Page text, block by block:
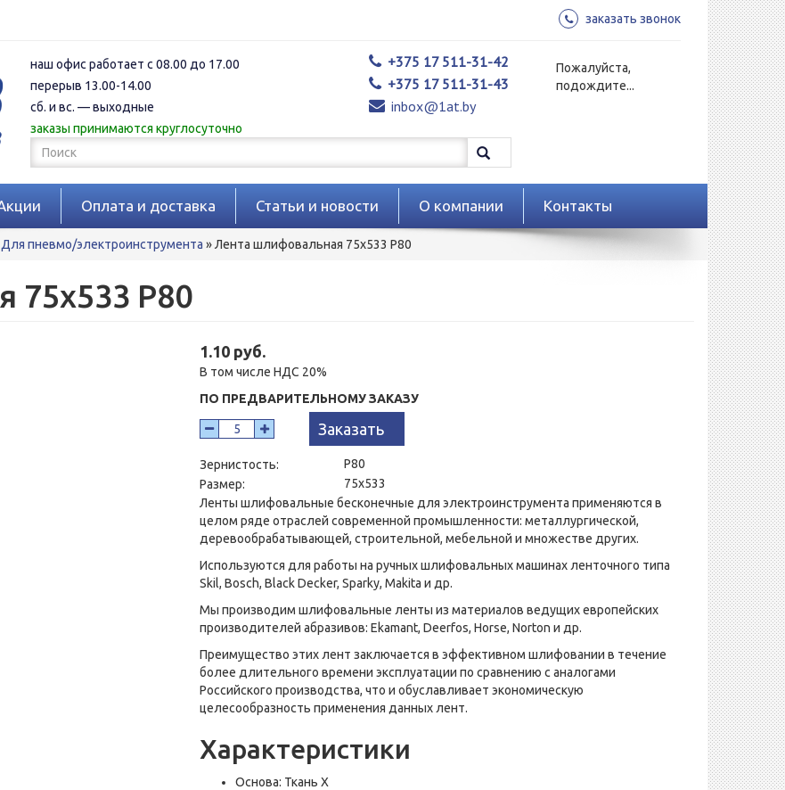
заказать звонок
наш офис работает с 08.00 до 17.00
перерыв 13.00-14.00
сб. и вс. — выходные
заказы принимаются круглосуточно
+375 17 511-31-42
+375 17 511-31-43
inbox@1at.by
Пожалуйста,
подождите...
Форма
поиска
Поиск
Оплата и доставка Статьи и новости О компании Контакты
Для пневмо/электроинструмента »Лента шлифовальная 75x533 P80
75x533 P80
1.10 руб.
В том числе НДС 20%
ПО ПРЕДВАРИТЕЛЬНОМУ ЗАКАЗУ
Заказать
Зернистость:
P80
Размер:
75x533
Ленты шлифовальные бесконечные для электроинструмента применяются в
целом ряде отраслей современной промышленности: металлургической,
деревообрабатывающей, строительной, мебельной и множестве других.
Используются для работы на ручных шлифовальных машинах ленточного типа
Skil, Bosch, Black Decker, Sparky, Makita и др.
Мы производим шлифовальные ленты из материалов ведущих европейских
производителей абразивов: Ekamant, Deerfos, Horse, Norton и др.
Преимущество этих лент заключается в эффективном шлифовании в течение
более длительного времени эксплуатации по сравнению с аналогами
Российского производства, что и обуславливает экономическую
целесообразность применения данных лент.
Характеристики
Основа: Ткань Х